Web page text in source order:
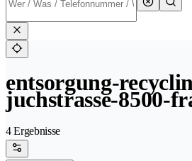
entsorgung-
juchstrasse-8500-
4 Ergebnisse